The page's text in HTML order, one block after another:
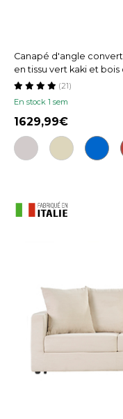
Canapé d'angle
en tissu vert kaki et bois
En stock 1 sem
(21)
1629,99